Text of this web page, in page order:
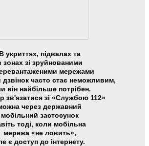
В укриттях, підвалах та
зонах зі зруйнованими
мережами
дзвінок часто стає неможливим,
він найбільше потрібен.
зв'язатися зі «Службою 112»
через державний
мобільний застосунок
тоді, коли мобільна
мережа «не ловить»,
є доступ до інтернету.